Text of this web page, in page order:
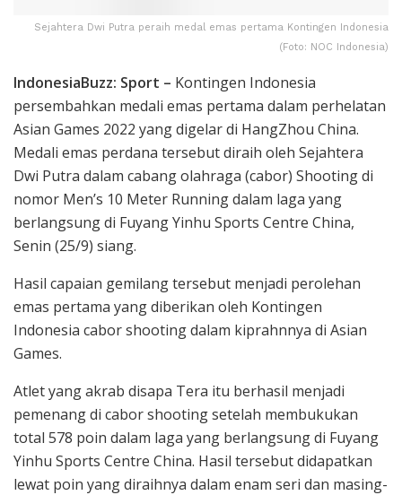
Sejahtera Dwi Putra peraih medal emas pertama Kontingen Indonesia
(Foto: NOC Indonesia)
IndonesiaBuzz: Sport – Kontingen Indonesia
persembahkan medali emas pertama dalam perhelatan
Asian Games 2022 yang digelar di HangZhou China.
Medali emas perdana tersebut diraih oleh Sejahtera
Dwi Putra dalam cabang olahraga (cabor) Shooting di
nomor Men’s 10 Meter Running dalam laga yang
berlangsung di Fuyang Yinhu Sports Centre China,
Senin (25/9) siang.
Hasil capaian gemilang tersebut menjadi perolehan
emas pertama yang diberikan oleh Kontingen
Indonesia cabor shooting dalam kiprahnnya di Asian
Games.
Atlet yang akrab disapa Tera itu berhasil menjadi
pemenang di cabor shooting setelah membukukan
total 578 poin dalam laga yang berlangsung di Fuyang
Yinhu Sports Centre China. Hasil tersebut didapatkan
lewat poin yang diraihnya dalam enam seri dan masing-